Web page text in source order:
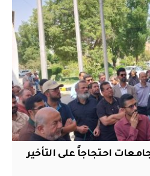
احتجاجاً على التأخير